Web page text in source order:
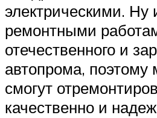
электрическими. Ну
ремонтными
отечественного и
автопрома, поэтому
смогут
качественно и